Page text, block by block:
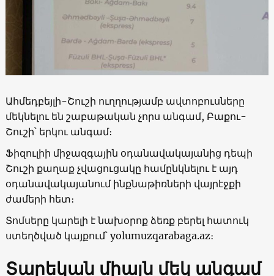
Ահմեդբեյլի-Շուշի ուղղությամբ ավտոբուսները
մեկնելու են շաբաթական չորս անգամ, Բաքու-
Շուշի՝ երկու անգամ։
Ֆիզուլիի միջազգային օդանավակայանից դեպի
Շուշի քաղաք չվացուցակը համընկնելու է այդ
օդանավակայանում ինքնաթիռների վայրէջքի
ժամերի հետ։
Տոմսերը կարելի է նախօրոք ձեռք բերել հատուկ
ստեղծված կայքում՝ yolumuzqarabaga.az։
Տարեկան միայն մեկ անգամ